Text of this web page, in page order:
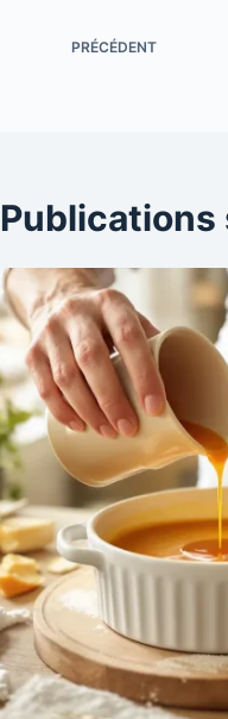
PRÉCÉDENT
Publications